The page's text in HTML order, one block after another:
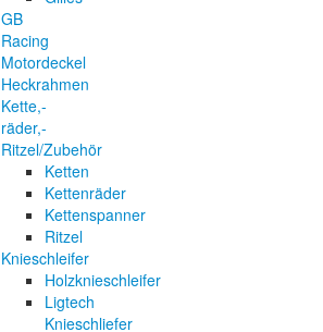
GB
Racing
Motordeckel
Heckrahmen
Kette,-
räder,-
Ritzel/Zubehör
Ketten
Kettenräder
Kettenspanner
Ritzel
Knieschleifer
Holzknieschleifer
Ligtech
Knieschliefer